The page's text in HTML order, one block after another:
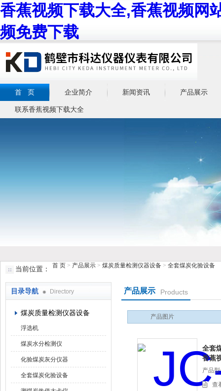
香蕉视频下载大全,香蕉视频网
频免费下载
鹤壁市香蕉视频下载大全仪器仪表有限公司
首 页 企业简介 新闻资讯 产品展示
联系香蕉视频下载大全
当前位置： 首 页 > 产品展示 > 煤炭质量检测仪器设备 > 全套煤炭化验设备
目录导航 Directory
煤炭质量检测仪器设备
浮选机
煤炭水分检测仪
化验煤炭灰分仪器
全套煤炭化验设备
产品展示 Products
产品图片
全套
香蕉
产品型号
查